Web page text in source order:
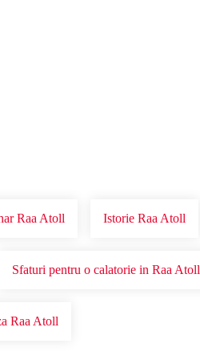
Raa Atoll Istorie Raa Atoll
Sfaturi pentru o calatorie in Raa Atoll
Raa Atoll